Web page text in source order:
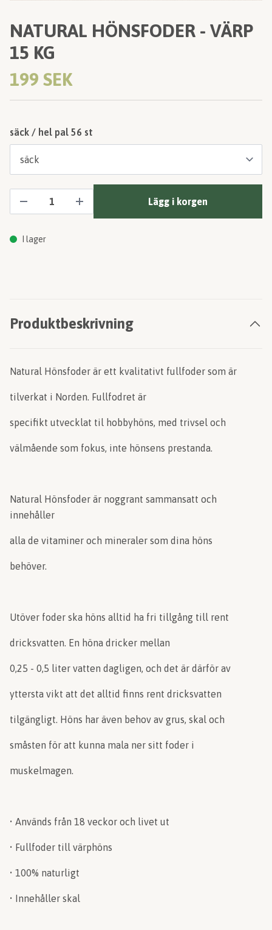
NATURAL HÖNSFODER - VÄRP
15 KG
199 SEK
säck / hel pal 56 st
Lägg i korgen
I lager
Produktbeskrivning
Natural Hönsfoder är ett kvalitativt fullfoder som är
tilverkat i Norden. Fullfodret är
specifikt utvecklat til hobbyhöns, med trivsel och
välmående som fokus, inte hönsens prestanda.
Natural Hönsfoder är noggrant sammansatt och
innehåller
alla de vitaminer och mineraler som dina höns
behöver.
Utöver foder ska höns alltid ha fri tillgång till rent
dricksvatten. En höna dricker mellan
0,25 - 0,5 liter vatten dagligen, och det är därför av
yttersta vikt att det alltid finns rent dricksvatten
tilgängligt. Höns har även behov av grus, skal och
småsten för att kunna mala ner sitt foder i
muskelmagen.
• Används från 18 veckor och livet ut
• Fullfoder till värphöns
• 100% naturligt
• Innehåller skal